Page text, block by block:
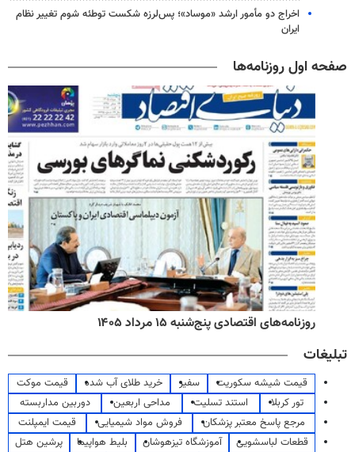
اخراج دو مأمور ارشد «موساد»؛ پس‌لرزه شکست توطئه شوم تغییر نظام
ایران
صفحه اول روزنامه‌ها
روزنامه‌های اقتصادی پنج‌شنبه ۱۵ مرداد ۱۴۰۵
تبلیغات
قیمت شیشه سکوریت سفیر خرید طلای آب شده
قیمت موکت
تور کربلا
استند تسلیت مداحی اربعین
دوربین مداربسته
مرجع پاسخ معتبر پزشکان
فروش مواد شیمیایی
قیمت ایمپلنت
قطعات لباسشویی
آموزشگاه تیزهوشان بلیط هواپیما
پرشین هتل